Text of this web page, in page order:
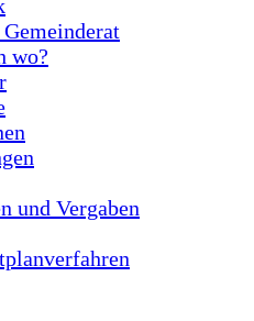
wo?
und Vergaben